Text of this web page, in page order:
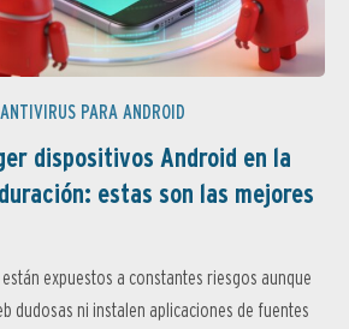
ANTIVIRUS PARA ANDROID
dispositivos Android en la
estas son las mejores
expuestos a constantes riesgos aunque
dudosas ni instalen aplicaciones de fuentes